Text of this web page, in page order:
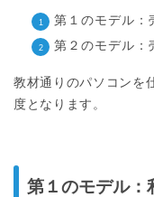
第１のモデル：
第２のモデル：
教材通りのパソコンを
度となります。
第１のモデル：